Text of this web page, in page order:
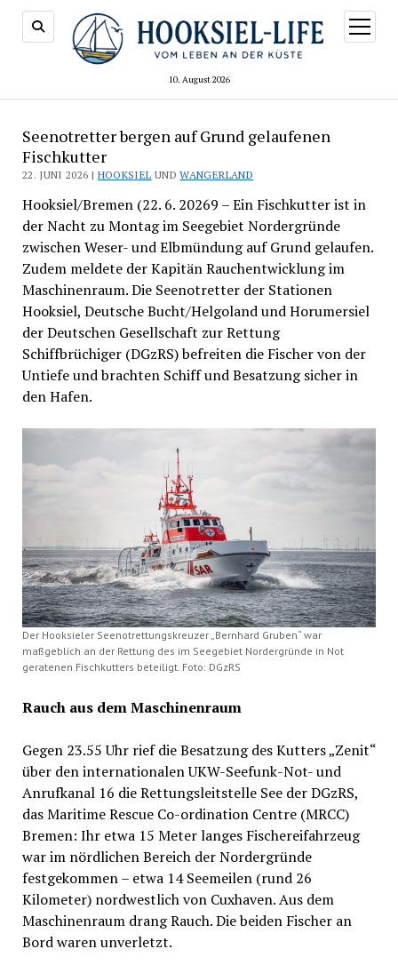
10. August 2026
Menü
öffnen
Seenotretter bergen auf Grund gelaufenen
Fischkutter
22. JUNI 2026 | HOOKSIEL UNDWANGERLAND
Hooksiel/Bremen (22. 6. 20269 – Ein Fischkutter ist in
der Nacht zu Montag im Seegebiet Nordergründe
zwischen Weser- und Elbmündung auf Grund gelaufen.
Zudem meldete der Kapitän Rauchentwicklung im
Maschinenraum. Die Seenotretter der Stationen
Hooksiel, Deutsche Bucht/Helgoland und Horumersiel
der Deutschen Gesellschaft zur Rettung
Schiffbrüchiger (DGzRS) befreiten die Fischer von der
Untiefe und brachten Schiff und Besatzung sicher in
den Hafen.
Der Hooksieler Seenotrettungskreuzer „Bernhard Gruben“ war
maßgeblich an der Rettung des im Seegebiet Nordergründe in Not
geratenen Fischkutters beteiligt. Foto: DGzRS
Rauch aus dem Maschinenraum
Gegen 23.55 Uhr rief die Besatzung des Kutters „Zenit“
über den internationalen UKW-Seefunk-Not- und
Anrufkanal 16 die Rettungsleitstelle See der DGzRS,
das Maritime Rescue Co-ordination Centre (MRCC)
Bremen: Ihr etwa 15 Meter langes Fischereifahrzeug
war im nördlichen Bereich der Nordergründe
festgekommen – etwa 14 Seemeilen (rund 26
Kilometer) nordwestlich von Cuxhaven. Aus dem
Maschinenraum drang Rauch. Die beiden Fischer an
Bord waren unverletzt.